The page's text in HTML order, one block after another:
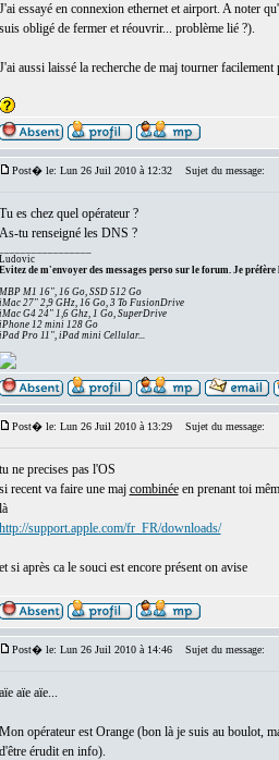
J'ai essayé en connexion ethernet et airport. A noter
suis obligé de fermer et réouvrir... problème lié ?).
J'ai aussi laissé la recherche de maj tourner
Post� le: Lun 26 Juil 2010 à 12:32 Sujet du message:
Tu es chez quel opérateur ?
As-tu renseigné les DNS ?
Ludovic
Evitez de m'envoyer des messages perso sur le forum. Je préfère
MBP M1 16", 16 Go, SSD 512 Go
iMac 27" 2,9 GHz, 16 Go, 3 To FusionDrive
iMac G4 24" 1,6 Ghz, 1 Go, SuperDrive
iPhone 12 mini 128 Go
iPad Pro 11", iPad mini Cellular...
Post� le: Lun 26 Juil 2010 à 13:29 Sujet du message:
tu ne precises pas l'OS
si recent va faire une maj combinéeen prenant toi
là
http://support.apple.com/fr_FR/downloads/
et si après ca le souci est encore présent on avise
Post� le: Lun 26 Juil 2010 à 14:46 Sujet du message:
aïe aïe aïe...
Mon opérateur est Orange (bon là je suis au boulot,
d'être érudit en info).